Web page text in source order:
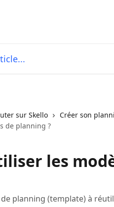
sur Skello
Créer son
de planning ?
les
planning (template) à